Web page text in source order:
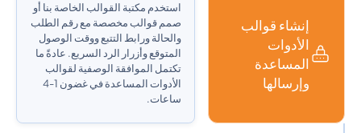
إنشاء قوالب
الأدوات
المساعدة
وإرسالها
استخدم مكتبة القوالب الخاصة بنا أو
صمم قوالب مخصصة مع رقم الطلب
والحالة ورابط التتبع ووقت الوصول
المتوقع وأزرار الرد السريع. عادةً ما
تكتمل الموافقة الوصفية لقوالب
الأدوات المساعدة في غضون 1-4
ساعات.